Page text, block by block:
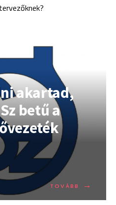
akartad,
betű a
TOVÁBB →
TOVÁBB: